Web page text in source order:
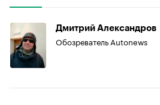
Дмитрий Александров
Обозреватель Autonews